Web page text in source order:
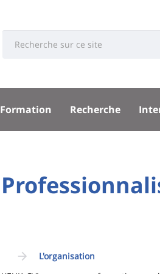
Université
Formation Recherche
University
Titre
Contenu
de
L'organisation